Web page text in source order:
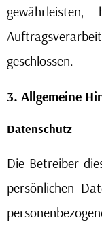
geschlossen.
3. Allgemeine
Datenschutz
Die Betreiber
persönlichen